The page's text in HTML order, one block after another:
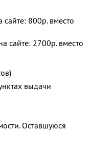
800р. вместо
сайте: 2700р. вместо
выдачи
Оставшуюся